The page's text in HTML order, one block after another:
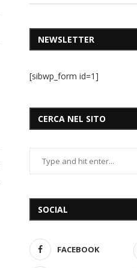
NEWSLETTER
[sibwp_form id=1]
CERCA NEL SITO
SOCIAL
FACEBOOK